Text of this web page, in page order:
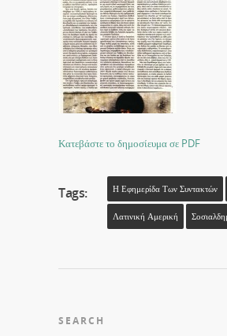
Κατεβάστε το δημοσίευμα σε PDF
Tags: Η Εφημερίδα Των Συντακτών
Λατινική Αμερική
SEARCH